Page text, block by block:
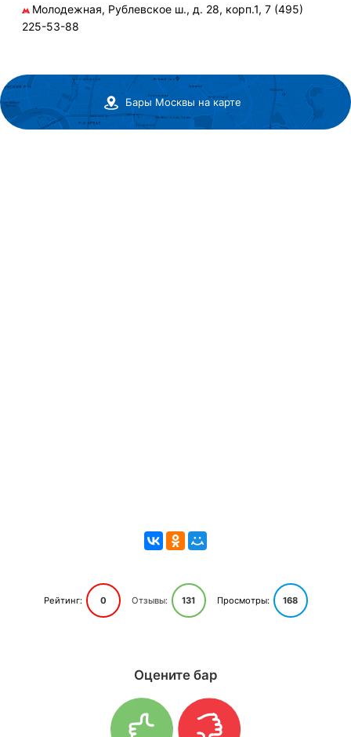
Молодежная, Рублевское ш., д. 28, корп.1, 7 (495)
225-53-88
Бары Москвы на карте
Рейтинг: 0 Отзывы: 131 Просмотры: 168
Оцените бар